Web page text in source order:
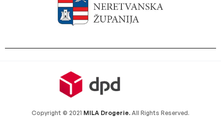
Copyright © 2021 MILA Drogerie. All Rights Reserved.